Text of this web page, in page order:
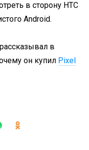
в сторону HTC
Android.
в
он купил Pixel